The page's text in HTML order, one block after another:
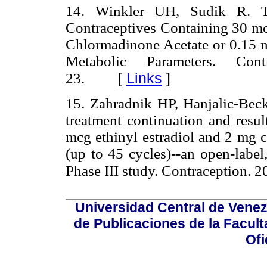
14. Winkler UH, Sudik R.
Contraceptives Containing 30
Chlormadinone Acetate or 0.15
Metabolic Parameters.
23. [ Links ]
15. Zahradnik HP, Hanjalic-
treatment continuation and
mcg ethinyl estradiol and 2 mg
(up to 45 cycles)--an open-
Phase III study. Contraception.
Universidad Central de
de Publicaciones de la